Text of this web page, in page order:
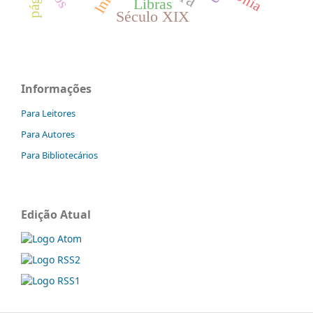
Libras
Século XIX
Informações
Para Leitores
Para Autores
Para Bibliotecários
Edição Atual